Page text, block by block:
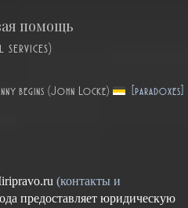
помощь
services)
begins (John Locke) [paradoxes]
(контакты и
предоставляет юридическую